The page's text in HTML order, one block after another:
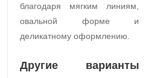
благодаря мягким линиям,
овальной форме и
деликатному оформлению.
Другие варианты